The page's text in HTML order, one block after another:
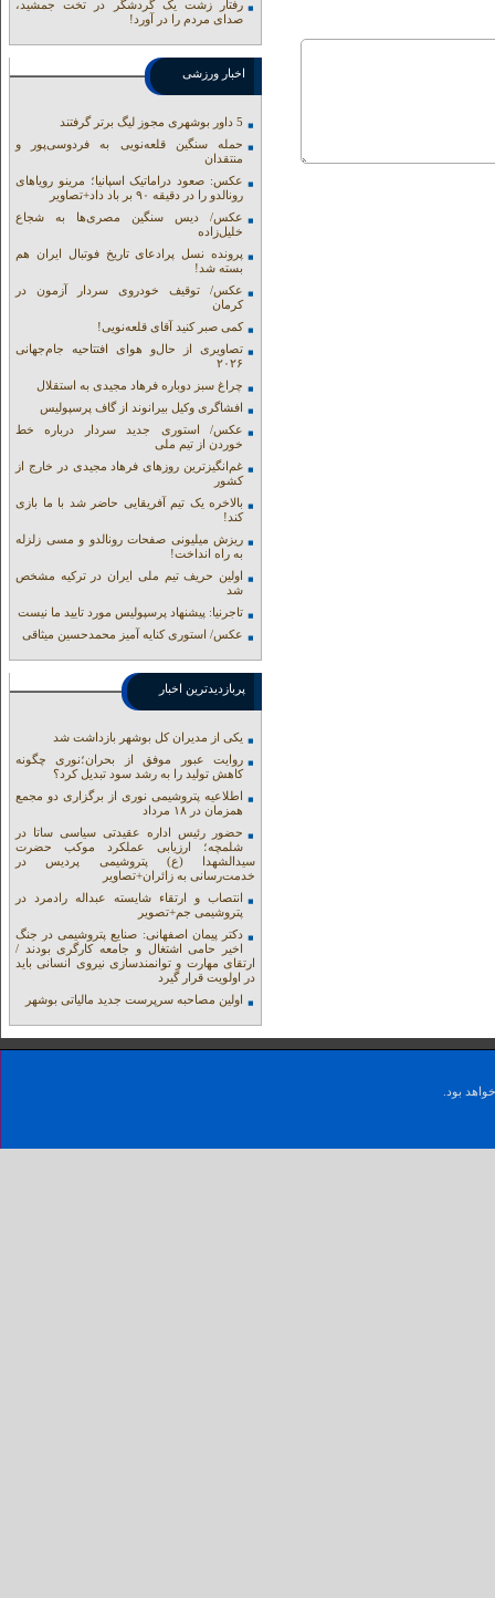
رفتار زشت یک گردشگر در تخت جمشید،
صدای مردم را در آورد!
اخبار ورزشی
5 داور بوشهری مجوز لیگ برتر گرفتند
حمله سنگین قلعه‌نویی به فردوسی‌پور و
منتقدان
عکس: صعود دراماتیک اسپانیا؛ مرینو رویاهای
رونالدو را در دقیقه ۹۰ بر باد داد+تصاویر
عکس/ دیس سنگین مصری‌ها به شجاع
خلیل‌زاده
پرونده نسل پرادعای تاریخ فوتبال ایران هم
بسته شد!
عکس/ توقیف خودروی سردار آزمون در
کرمان
کمی صبر کنید آقای قلعه‌نویی!
تصاویری از حال‌و هوای افتتاحیه جام‌جهانی
۲۰۲۶
چراغ سبز دوباره فرهاد مجیدی به استقلال
افشاگری وکیل بیرانوند از گاف‌ پرسپولیس
عکس/ استوری جدید سردار درباره خط
خوردن از تیم ملی
غم‌انگیزترین روزهای فرهاد مجیدی در خارج از
کشور
بالاخره یک تیم آفریقایی حاضر شد با ما بازی
کند!
ریزش میلیونی صفحات رونالدو و مسی زلزله
به راه انداخت!
اولین حریف تیم ملی ایران در ترکیه مشخص
شد
تاجرنیا: پیشنهاد پرسپولیس مورد تایید ما نیست
عکس/ استوری کنایه آمیز محمدحسین میثاقی
پربازدیدترین اخبار
یکی از مدیران کل بوشهر بازداشت شد
روایت عبور موفق از بحران؛نوری چگونه
کاهش تولید را به رشد سود تبدیل کرد؟
اطلاعیه پتروشیمی نوری از برگزاری دو مجمع
همزمان در ۱۸ مرداد
حضور رئیس اداره عقیدتی سیاسی ساتا در
شلمچه؛ ارزیابی عملکرد موکب حضرت
سیدالشهدا (ع) پتروشیمی پردیس در
خدمت‌رسانی به زائران+تصاویر
انتصاب و ارتقاء شایسته عبداله رادمرد در
پتروشیمی جم+تصویر
دکتر پیمان اصفهانی: صنایع پتروشیمی در جنگ
اخیر حامی اشتغال و جامعه کارگری بودند /
ارتقای مهارت و توانمندسازی نیروی انسانی باید
در اولویت قرار گیرد
اولین مصاحبه سرپرست جدید مالیاتی بوشهر
بود.